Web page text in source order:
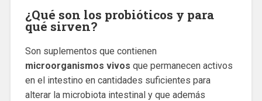
¿Qué son los probióticos y para
qué sirven?
Son suplementos que contienen
microorganismos vivos que permanecen activos
en el intestino en cantidades suficientes para
alterar la microbiota intestinal y que además